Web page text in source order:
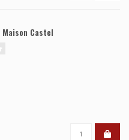
Castel